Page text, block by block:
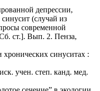
депрессии,
(случай из
современной
ст.]. Вып. 2. Пенза,
синуситах :
учен. степ. канд. мед.